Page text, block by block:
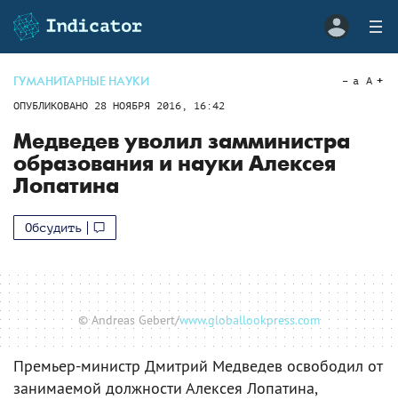
ГУМАНИТАРНЫЕ НАУКИ
ОПУБЛИКОВАНО 28 НОЯБРЯ 2016, 16:42
a A
Медведев уволил замминистра
образования и науки Алексея
Лопатина
Обсудить
© Andreas Gebert/www.globallookpress.com
Премьер-министр Дмитрий Медведев освободил от
занимаемой должности Алексея Лопатина,